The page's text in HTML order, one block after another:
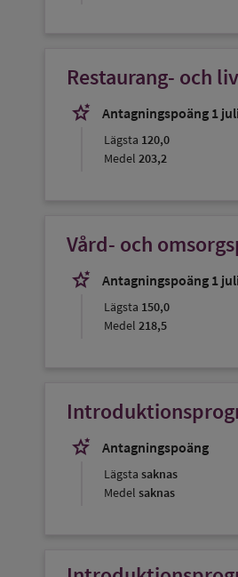
Restaurang- och
stars_2
Antagningspoäng 1
Lägsta 120,0
Medel 203,2
Vård- och
stars_2
Antagningspoäng 1
Lägsta 150,0
Medel 218,5
stars_2
Antagningspoäng
Lägsta saknas
Medel saknas